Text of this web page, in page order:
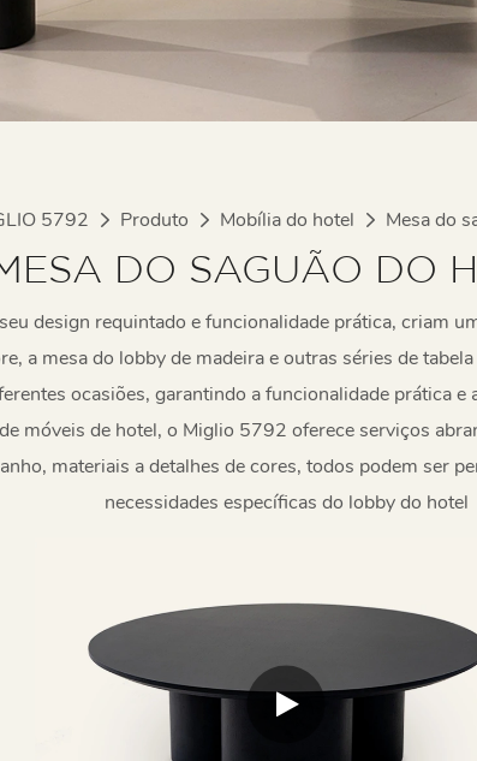
5792 Produto Mobília do hotel Mesa do
DO SAGUÃO DO
design requintado e funcionalidade prática, criam
a mesa do lobby de madeira e outras séries de
ocasiões, garantindo a funcionalidade prática
móveis de hotel, o Miglio 5792 oferece serviços
materiais a detalhes de cores, todos podem ser
necessidades específicas do lobby do hotel